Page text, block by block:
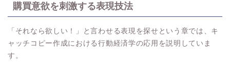
購買意欲を刺激する表現技法
「それなら欲しい！」と言わせる表現を探せという章では、キ
ャッチコピー作成における行動経済学の応用を説明していま
す。